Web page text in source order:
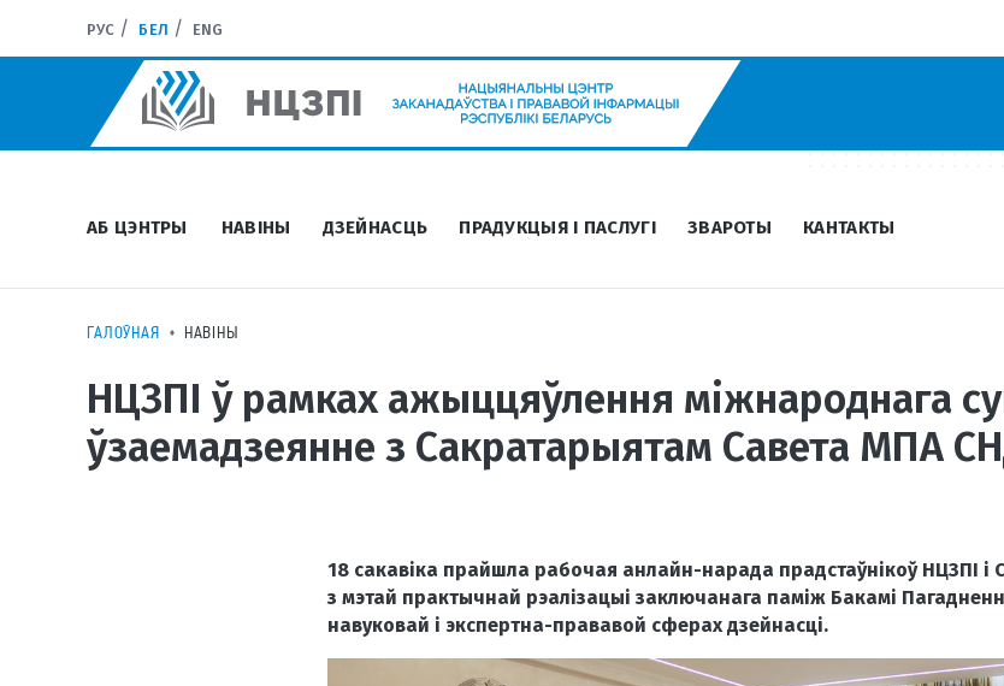
РУС БЕЛ ENG
АБ ЦЭНТРЫ НАВІНЫ ДЗЕЙНАСЦЬ ПРАДУКЦЫЯ І ПАСЛУГІ ЗВАРОТЫ КАНТАКТЫ
ГАЛОЎНАЯ НАВІНЫ
НЦЗПІ ў рамках ажыццяўлення міжнароднага
ўзаемадзеянне з Сакратарыятам Савета МПА
18 сакавіка прайшла рабочая анлайн-нарада прадстаўнікоў НЦЗПІ
з мэтай практычнай рэалізацыі заключанага паміж Бакамі
навуковай і экспертна-прававой сферах дзейнасці.